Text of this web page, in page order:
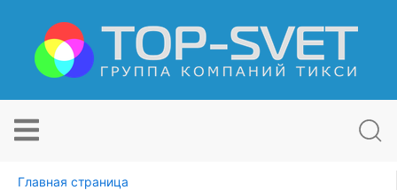
Главная страница